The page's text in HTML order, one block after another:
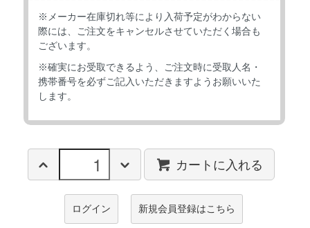
※メーカー在庫切れ等により入荷予定がわからない
際には、ご注文をキャンセルさせていただく場合も
ございます。
※確実にお受取できるよう、ご注文時に受取人名・
携帯番号を必ずご記入いただきますようお願いいた
します。
カートに入れる
ログイン 新規会員登録はこちら